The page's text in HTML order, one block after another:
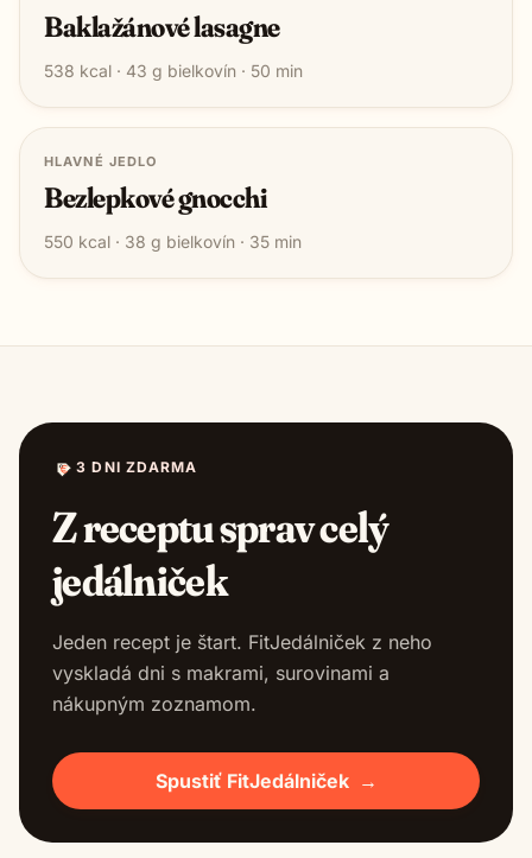
Baklažánové lasagne
538 kcal · 43 g bielkovín · 50 min
HLAVNÉ JEDLO
Bezlepkové gnocchi
550 kcal · 38 g bielkovín · 35 min
3 DNI ZDARMA
Z receptu sprav celý
jedálniček
Jeden recept je štart. FitJedálniček z neho
vyskladá dni s makrami, surovinami a
nákupným zoznamom.
Spustiť FitJedálniček →